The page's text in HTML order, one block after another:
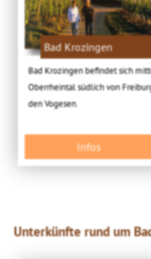
Bad Krozingen
Bad Krozingen befindet sich
Oberrheintal südlich von
den Vogesen.
Infos
Unterkünfte rund um